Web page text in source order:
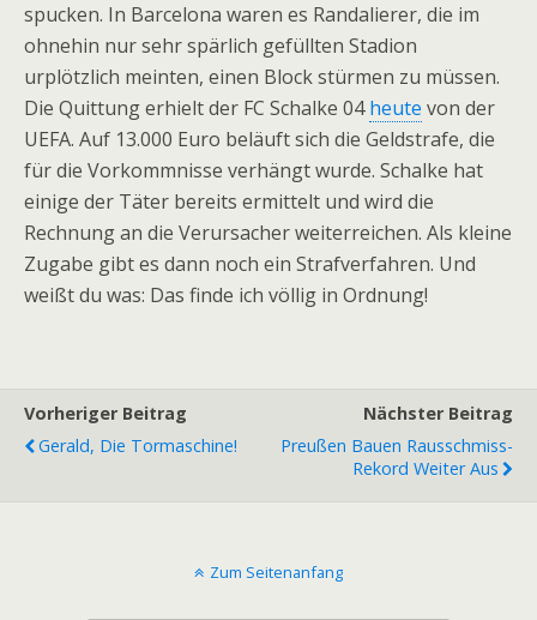
spucken. In Barcelona waren es Randalierer, die im
ohnehin nur sehr spärlich gefüllten Stadion
urplötzlich meinten, einen Block stürmen zu müssen.
Die Quittung erhielt der FC Schalke 04heute von der
UEFA. Auf 13.000 Euro beläuft sich die Geldstrafe, die
für die Vorkommnisse verhängt wurde. Schalke hat
einige der Täter bereits ermittelt und wird die
Rechnung an die Verursacher weiterreichen. Als kleine
Zugabe gibt es dann noch ein Strafverfahren. Und
weißt du was: Das finde ich völlig in Ordnung!
Vorheriger Beitrag
Gerald, Die Tormaschine!
Nächster Beitrag
Preußen Bauen Rausschmiss-
Rekord Weiter Aus
Zum Seitenanfang